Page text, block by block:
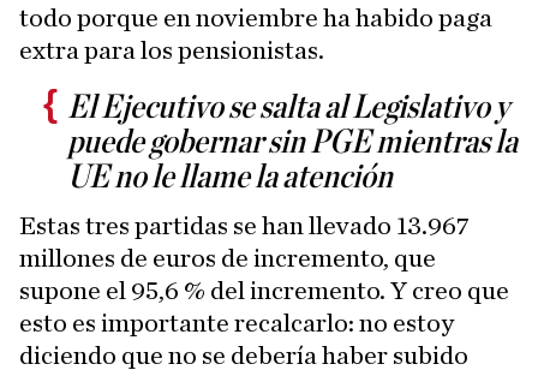
todo porque en noviembre ha habido paga
extra para los pensionistas.
El Ejecutivo se salta al Legislativo y
puede gobernar sin PGE mientras la
UE no le llame la atención
Estas tres partidas se han llevado 13.967
millones de euros de incremento, que
supone el 95,6 % del incremento. Y creo que
esto es importante recalcarlo: no estoy
diciendo que no se debería haber subido